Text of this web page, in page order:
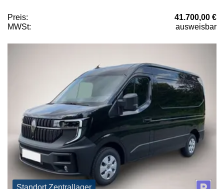
Preis:
41.700,00 €
MWSt:
ausweisbar
Standort Zentrallager